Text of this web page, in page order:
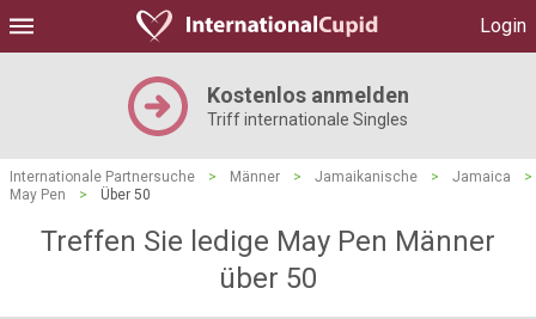
Login
Kostenlos anmelden
Triff internationale Singles
Internationale Partnersuche > Männer > Jamaikanische > Jamaica
>
May Pen
> Über 50
Treffen Sie ledige May Pen Männer
über 50